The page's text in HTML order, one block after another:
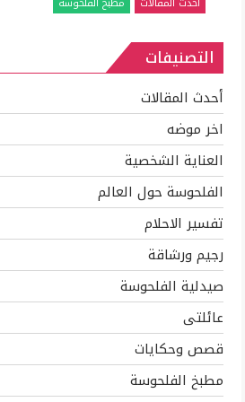
التصنيفات
أحدث المقالات
اخر موضه
العناية الشخصية
الفلحوسة حول العالم
تفسير الاحلام
رجيم ورشاقة
صيدلية الفلحوسة
عائلتى
قصص وحكايات
مطبخ الفلحوسة